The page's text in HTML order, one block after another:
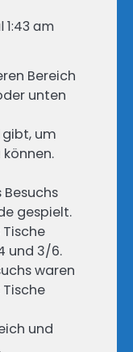
1:43 am
Bereich
unten
gibt, um
gespielt.
und 3/6.
waren
und